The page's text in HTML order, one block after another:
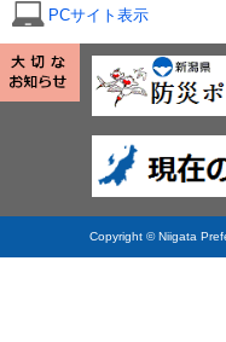
PCサイト表示
Copyright © Niigata